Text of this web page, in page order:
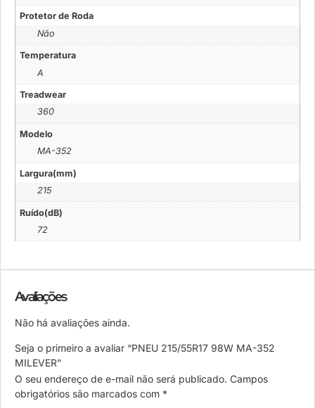
Protetor de Roda
Não
Temperatura
A
Treadwear
360
Modelo
MA-352
Largura(mm)
215
Ruído(dB)
72
Avaliações
Não há avaliações ainda.
Seja o primeiro a avaliar “PNEU 215/55R17 98W MA-352
MILEVER”
O seu endereço de e-mail não será publicado. Campos
obrigatórios são marcados com *